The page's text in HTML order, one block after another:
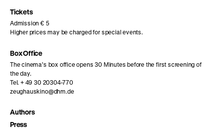
Tickets
Admission € 5
Higher prices may be charged for special events.
Box Office
The cinema’s box office opens 30 Minutes before the first screening of
the day.
Tel. + 49 30 20304-770
zeughauskino@dhm.de
Authors
Press